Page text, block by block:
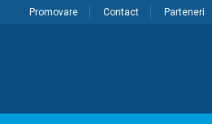
Promovare Contact Parteneri